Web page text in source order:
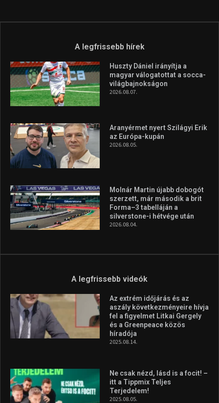
A legfrissebb hírek
Huszty Dániel irányítja a
magyar válogatottat a socca-
világbajnokságon
2026.08.07.
Aranyérmet nyert Szilágyi Erik
az Európa-kupán
2026.08.05.
Molnár Martin újabb dobogót
szerzett, már második a brit
Forma–3 tabelláján a
silverstone-i hétvége után
2026.08.04.
A legfrissebb videók
Az extrém időjárás és az
aszály következményeire hívja
fel a figyelmet Litkai Gergely
és a Greenpeace közös
híradója
2025.08.14.
Ne csak nézd, lásd is a focit! –
itt a Tippmix Teljes
Terjedelem!
2025.08.05.